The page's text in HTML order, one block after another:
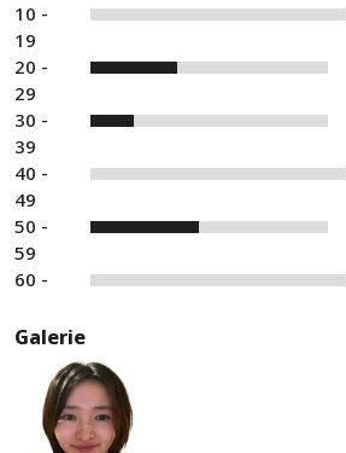
10 -
19
20 -
29
30 -
39
40 -
49
50 -
59
60 -
Galerie